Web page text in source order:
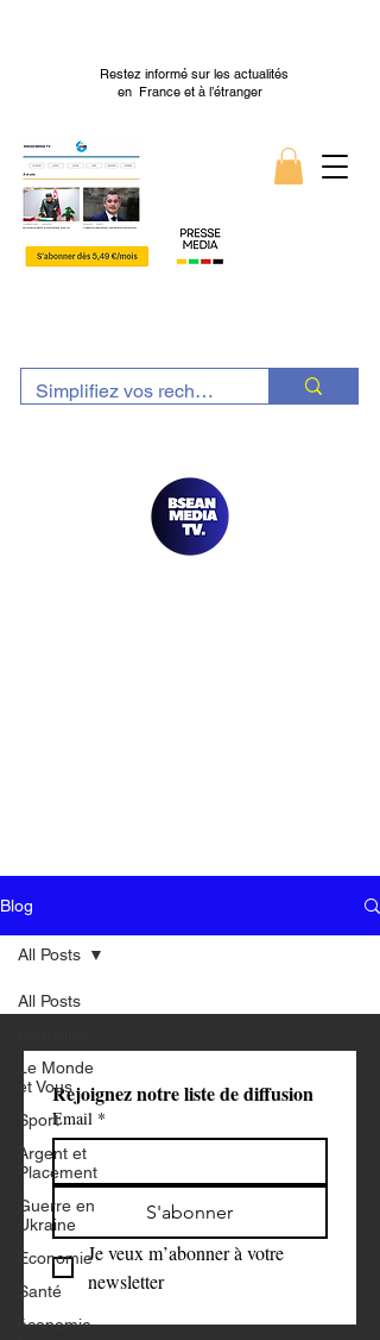
Restez informé sur les actualités
en France et à l’étranger
Blog
All Posts
Le Monde
et Vous
Sport
Argent et
Placement
Guerre en
Ukraine
Economie
Santé
économie
All Posts
Rejoignez notre liste de diffusion
Email *
S'abonner
Je veux m’abonner à votre
newsletter